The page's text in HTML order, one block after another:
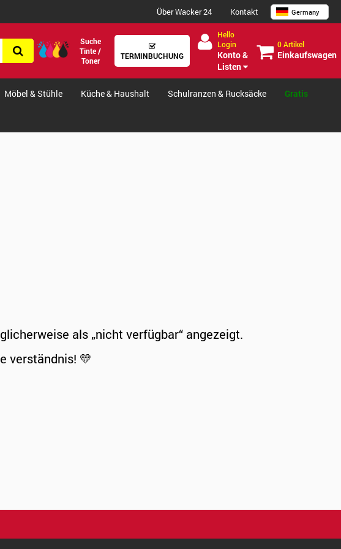
Über Wacker 24 Kontakt Germany
Suche
Tinte /
Toner
TERMINBUCHUNG
Hello
Login
Konto &
Listen
0 Artikel
Einkaufswagen
Möbel & Stühle Küche & Haushalt Schulranzen & Rucksäcke Gratis
als „nicht verfügbar“ angezeigt.
verständnis! 💛